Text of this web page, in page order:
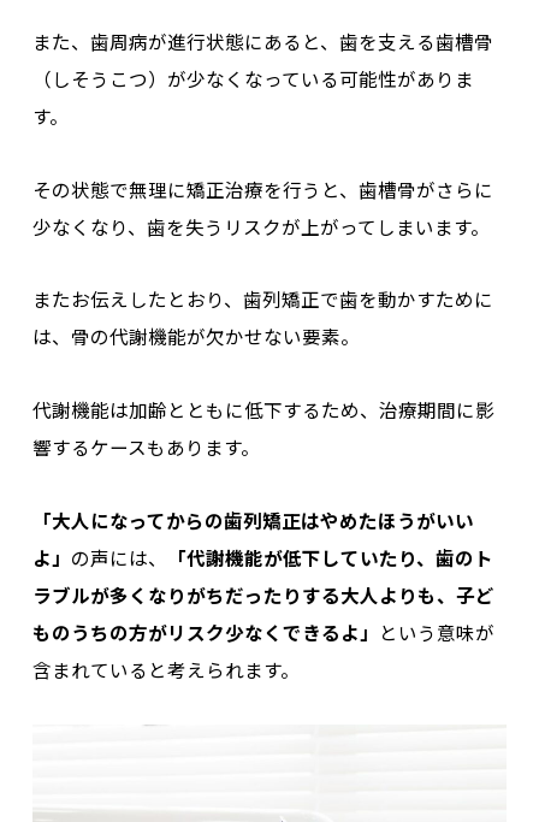
また、歯周病が進行状態にあると、歯を支える歯槽骨
（しそうこつ）が少なくなっている可能性がありま
す。
その状態で無理に矯正治療を行うと、歯槽骨がさらに
少なくなり、歯を失うリスクが上がってしまいます。
またお伝えしたとおり、歯列矯正で歯を動かすために
は、骨の代謝機能が欠かせない要素。
代謝機能は加齢とともに低下するため、治療期間に影
響するケースもあります。
「大人になってからの歯列矯正はやめたほうがいい
よ」 の声には、
「代謝機能が低下していたり、歯のト
ラブルが多くなりがちだったりする大人よりも、子ど
ものうちの方がリスク少なくできるよ」 という意味が
含まれていると考えられます。